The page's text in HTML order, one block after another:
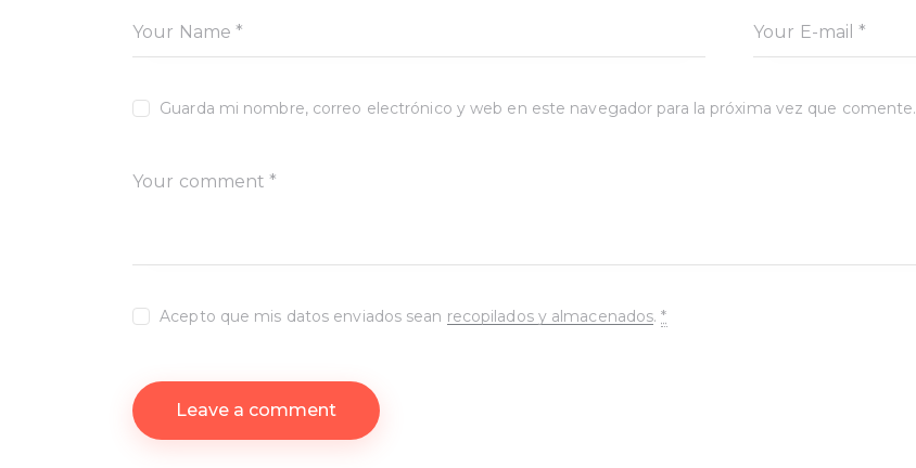
Guarda mi nombre, correo electrónico y web en este navegador para la próxima vez que comente.
Acepto que mis datos enviados sean recopilados y almacenados.*